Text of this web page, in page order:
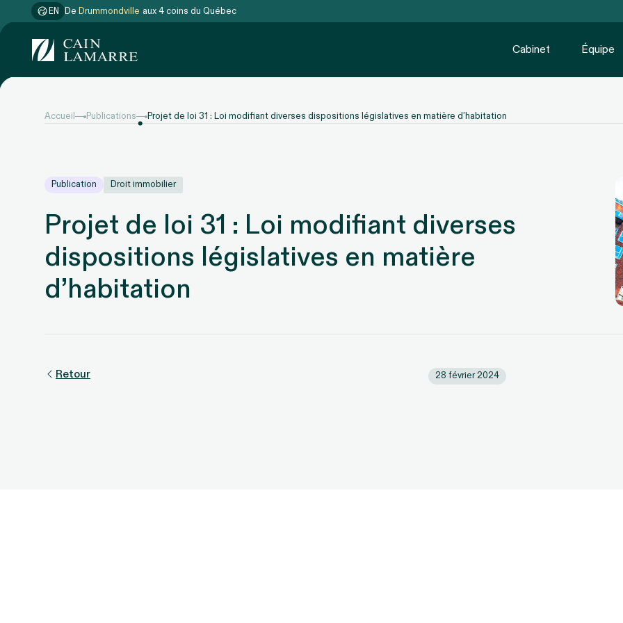
EN De Gatineau
aux 4 coins du Québec
Cabinet Équipe
Accueil Publications Projet de loi 31 : Loi modifiant diverses dispositions législatives en matière d’habitation
Publication Droit immobilier
Projet de loi 31 : Loi modifiant diverses
dispositions législatives en matière
d’habitation
Retour 28 février 2024